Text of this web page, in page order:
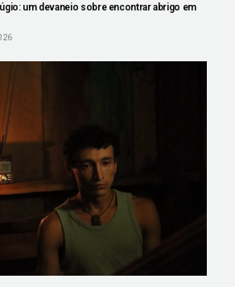
um devaneio sobre encontrar abrigo em